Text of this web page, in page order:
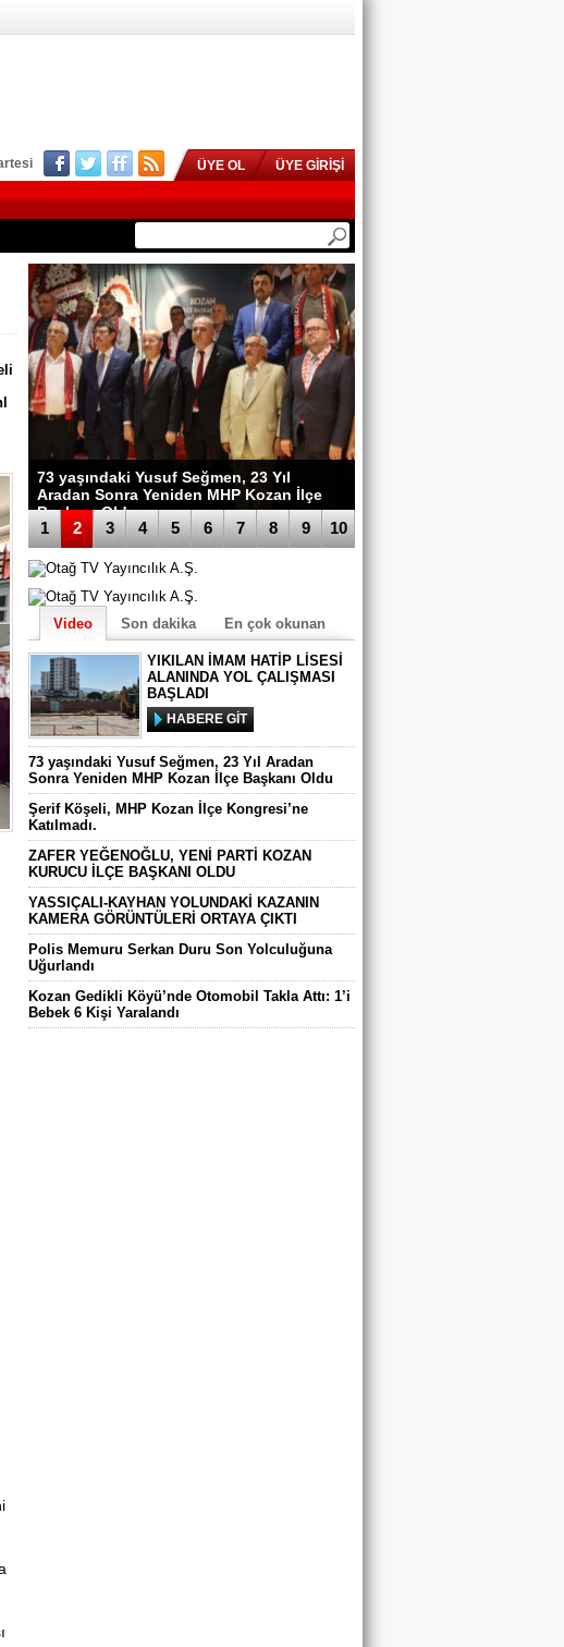
ÜYE OL ÜYE GİRİŞİ
Şerif Köşeli, MHP Kozan İlçe Kongresi’ne
Katılmadı.
1 2 3 4 5 6 7 8 9 10
Video Son dakika En çok okunan
YIKILAN İMAM HATİP LİSESİ
ALANINDA YOL ÇALIŞMASI
BAŞLADI
HABERE GİT
73 yaşındaki Yusuf Seğmen, 23 Yıl Aradan
Sonra Yeniden MHP Kozan İlçe Başkanı Oldu
Şerif Köşeli, MHP Kozan İlçe Kongresi’ne
Katılmadı.
ZAFER YEĞENOĞLU, YENİ PARTİ KOZAN
KURUCU İLÇE BAŞKANI OLDU
YASSIÇALI-KAYHAN YOLUNDAKİ KAZANIN
KAMERA GÖRÜNTÜLERİ ORTAYA ÇIKTI
Polis Memuru Serkan Duru Son Yolculuğuna
Uğurlandı
Kozan Gedikli Köyü’nde Otomobil Takla Attı: 1’i
Bebek 6 Kişi Yaralandı